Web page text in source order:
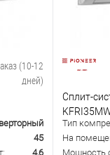
(10-12
дней)
45
4,6
Сплит-
Тип
На
Мощность